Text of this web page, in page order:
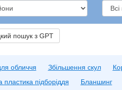
пошук з GPT
обличчя Збільшення скул
пластика підборіддя
Бланшинг